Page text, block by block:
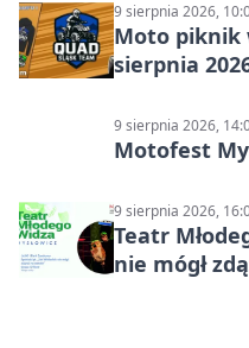
9 sierpnia 2026,
Moto piknik
sierpnia
9 sierpnia 2026,
Motofest
9 sierpnia 2026,
Teatr
nie mógł